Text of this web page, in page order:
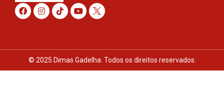
© 2025 Dimas Gadelha. Todos os direitos reservados.